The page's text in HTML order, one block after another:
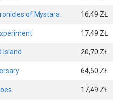
of Mystara 16,49 ZŁ
17,49 ZŁ
Island 20,70 ZŁ
64,50 ZŁ
17,49 ZŁ